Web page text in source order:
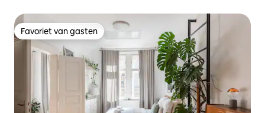
Favoriet van gasten
Favoriet van gasten